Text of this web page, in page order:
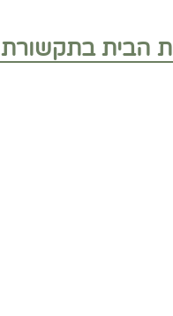
הבית בתקשורת
מעבר לכתבה המלאה
מעבר לכתבה המלאה